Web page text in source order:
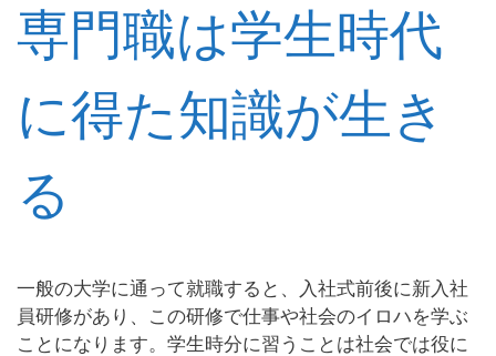
専門職は学生時代
に得た知識が生き
る
一般の大学に通って就職すると、入社式前後に新入社
員研修があり、この研修で仕事や社会のイロハを学ぶ
ことになります。学生時分に習うことは社会では役に